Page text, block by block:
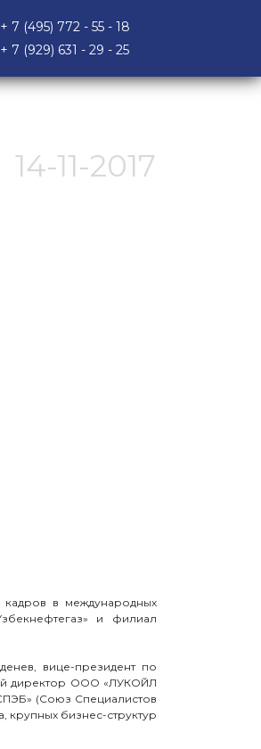
+ 7 (495) 772 - 55 - 18
+ 7 (929) 631 - 29 - 25
14-11-2017
в международных
и филиал
вице-президент по
директор ООО «ЛУКОЙЛ
(Союз Специалистов
крупных бизнес-структур